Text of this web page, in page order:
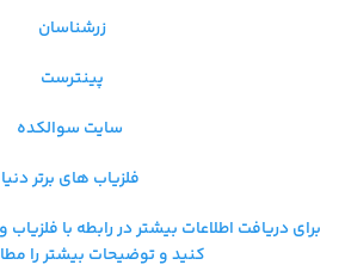
زرشناسان
پینترست
سایت سوالکده
فلزیاب های برتر دنیا
برای دریافت اطلاعات بیشتر در رابطه با فلزیاب و
کنید و توضیحات بیشتر را